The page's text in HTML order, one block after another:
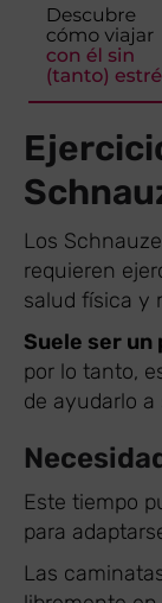
Los
requieren
salud física y
Suele ser
por lo tanto,
de ayudarlo
Este tiempo
para
Las